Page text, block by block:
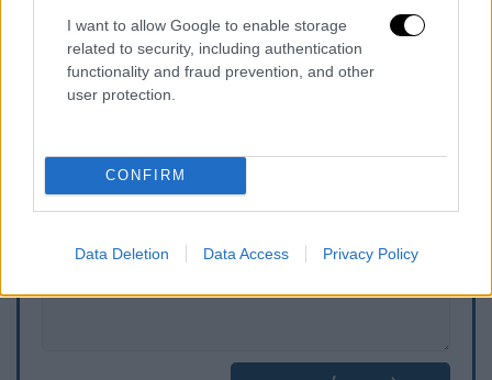
I want to allow Google to enable storage
related to security, including authentication
functionality and fraud prevention, and other
user protection.
CONFIRM
Data Deletion Data Access Privacy Policy
αναλάβει πλέον το Τμήμα Ανθρωποκτονιών.
διαγράφονται